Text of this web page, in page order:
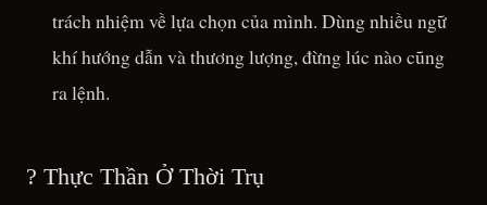
trách nhiệm về lựa chọn của mình. Dùng nhiều ngữ
khí hướng dẫn và thương lượng, đừng lúc nào cũng
ra lệnh.
?️ Thực Thần Ở Thời Trụ